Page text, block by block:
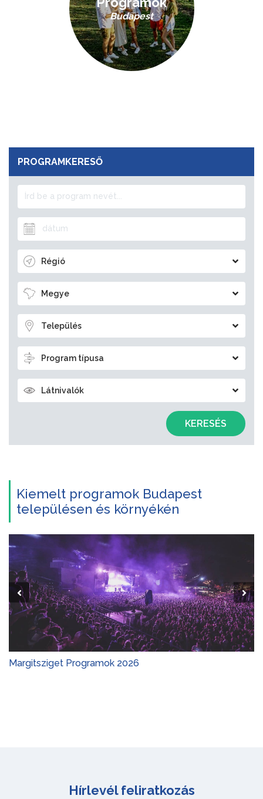
Budapest
PROGRAMKERESŐ
Régió
Megye
Település
Program típusa
Látnivalók
KERESÉS
Kiemelt programok Budapest
településen és környékén
Margitsziget Programok 2026
Hírlevél feliratkozás